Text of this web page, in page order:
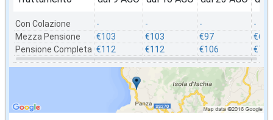
Con Colazione
Mezza Pensione
Pensione Completa
-
€103
€112
-
€103
€112
-
€97
€106
-
€66
€75